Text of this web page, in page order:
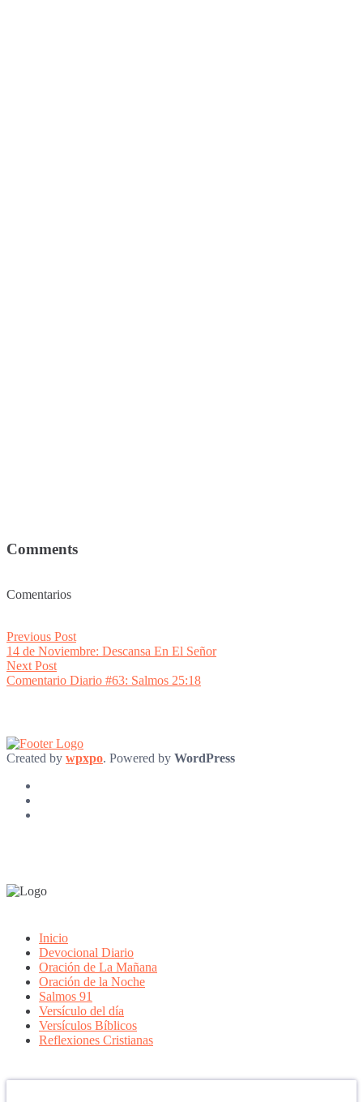
Comments
Comentarios
Post
navigation
Previous PostPrevious
post:
14 de Noviembre: Descansa En El Señor
Next PostNext
post:
Comentario Diario #63: Salmos 25:18
Created by wpxpo. Powered by WordPress
Inicio
Devocional Diario
Oración de La Mañana
Oración de la Noche
Salmos 91
Versículo del día
Versículos Bíblicos
Reflexiones Cristianas